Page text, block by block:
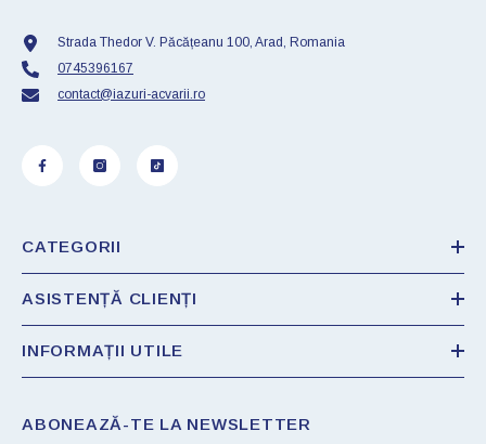
Strada Thedor V. Păcățeanu 100, Arad, Romania
0745396167
contact@iazuri-acvarii.ro
CATEGORII
ASISTENȚĂ CLIENȚI
INFORMAȚII UTILE
ABONEAZĂ-TE LA NEWSLETTER